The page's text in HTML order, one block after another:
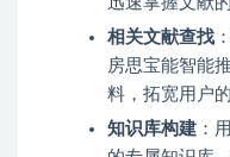
相关文献查找
房思宝能智能
料，拓宽用户
知识库构建 ：